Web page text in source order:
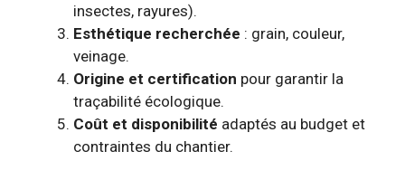
insectes, rayures).
Esthétique recherchée : grain, couleur,
veinage.
Origine et certification pour garantir la
traçabilité écologique.
Coût et disponibilité adaptés au budget et
contraintes du chantier.